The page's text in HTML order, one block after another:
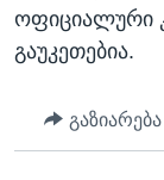
ოფიციალური
გაუკეთებია.
გაზიარება